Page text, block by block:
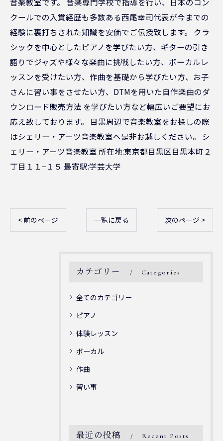
クールでの入賞経歴も多数ある西尾幸司代表が今までの
経験に裏打ちされた知識を安価でご伝授致します。 クラ
シックを中心としたピアノを学びたい方、ギターの引き
語りでジャズや様々な楽曲に挑戦したい方、ボーカルレ
ッスンを受けたい方、作曲を基礎から学びたい方、お子
さんに習い事をさせたい方、DTMを用いた自作楽曲のダ
ウンロード販売方法 を学びたい方など幅広いご要望にお
応え致しております。 目黒周辺で音楽教室をお探しの際
はシェリー・アーツ音楽教室へ是非お越しください。 シ
ェリー・アーツ音楽教室 所在地:東京都目黒区目黒本町２
丁目１１−１５ 最寄駅:学芸大学
< 前のページ 一覧に戻る 次のページ >
カテゴリー Categories
全てのカテゴリー
ピアノ
体験レッスン
ボーカル
作曲
習い事
最近の投稿 Recent Posts